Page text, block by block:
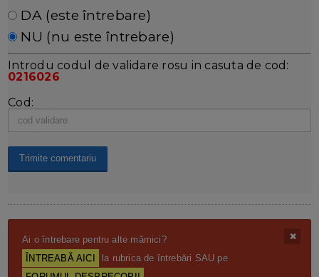
DA (este întrebare)
NU (nu este întrebare)
Introdu codul de validare rosu in casuta de cod:
0216026
Cod:
Ai o întrebare pentru alte mămici?
ÎNTREABĂ AICI
la rubrica de întrebări SAU pe